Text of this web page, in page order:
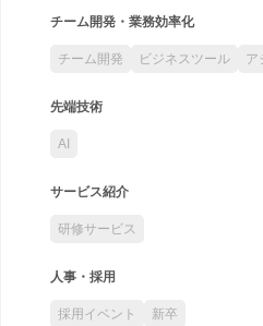
チーム開発・業務効率化
チーム開発 ビジネスツール ア
先端技術
AI
サービス紹介
研修サービス
人事・採用
採用イベント 新卒